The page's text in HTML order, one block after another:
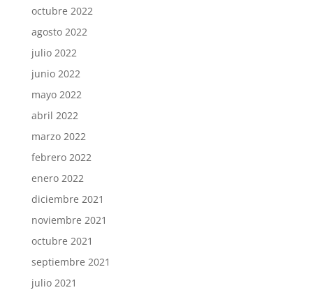
octubre 2022
agosto 2022
julio 2022
junio 2022
mayo 2022
abril 2022
marzo 2022
febrero 2022
enero 2022
diciembre 2021
noviembre 2021
octubre 2021
septiembre 2021
julio 2021